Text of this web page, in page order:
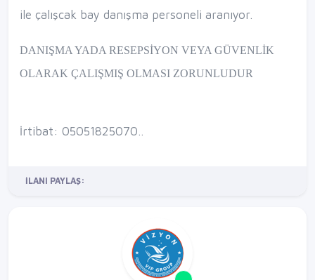
ile çalışcak bay danışma personeli aranıyor.
DANIŞMA YADA RESEPSİYON VEYA GÜVENLİK
OLARAK ÇALIŞMIŞ OLMASI ZORUNLUDUR
İrtibat: 05051825070..
İLANI PAYLAŞ: